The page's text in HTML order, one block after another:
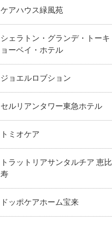
ケアハウス緑風苑
シェラトン・グランデ・トーキ
ョーベイ・ホテル
ジョエルロブション
セルリアンタワー東急ホテル
トミオケア
トラットリアサンタルチア 恵比
寿
ドッポケアホーム宝来